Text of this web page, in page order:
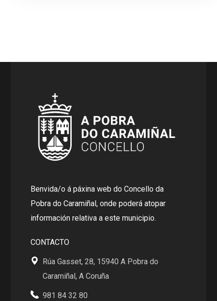
Benvida/o á páxina web do Concello da
Pobra do Caramiñal, onde poderá atopar
información relativa a este municipio.
CONTACTO
Rúa Gasset, 28, 15940 A Pobra do
Caramiñal, A Coruña
981 84 32 80